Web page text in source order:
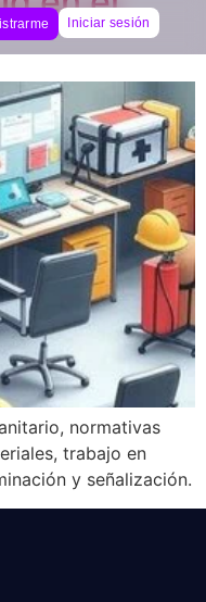
Iniciar sesión
normativas
trabajo en
y señalización.